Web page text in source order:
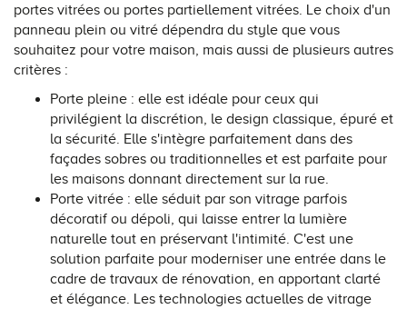
portes vitrées ou portes partiellement vitrées. Le choix d'un
panneau plein ou vitré dépendra du style que vous
souhaitez pour votre maison, mais aussi de plusieurs autres
critères :
Porte pleine : elle est idéale pour ceux qui
privilégient la discrétion, le design classique, épuré et
la sécurité. Elle s'intègre parfaitement dans des
façades sobres ou traditionnelles et est parfaite pour
les maisons donnant directement sur la rue.
Porte vitrée : elle séduit par son vitrage parfois
décoratif ou dépoli, qui laisse entrer la lumière
naturelle tout en préservant l'intimité. C'est une
solution parfaite pour moderniser une entrée dans le
cadre de travaux de rénovation, en apportant clarté
et élégance. Les technologies actuelles de vitrage